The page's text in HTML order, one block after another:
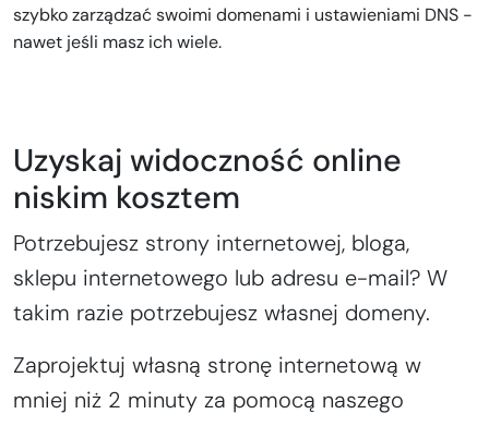
szybko zarządzać swoimi domenami i ustawieniami DNS -
nawet jeśli masz ich wiele.
Uzyskaj widoczność online
niskim kosztem
Potrzebujesz strony internetowej, bloga,
sklepu internetowego lub adresu e-mail? W
takim razie potrzebujesz własnej domeny.
Zaprojektuj własną stronę internetową w
mniej niż 2 minuty za pomocą naszego